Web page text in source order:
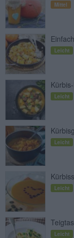
Mittel
Leicht
Leicht
Leicht
Leicht
Leicht